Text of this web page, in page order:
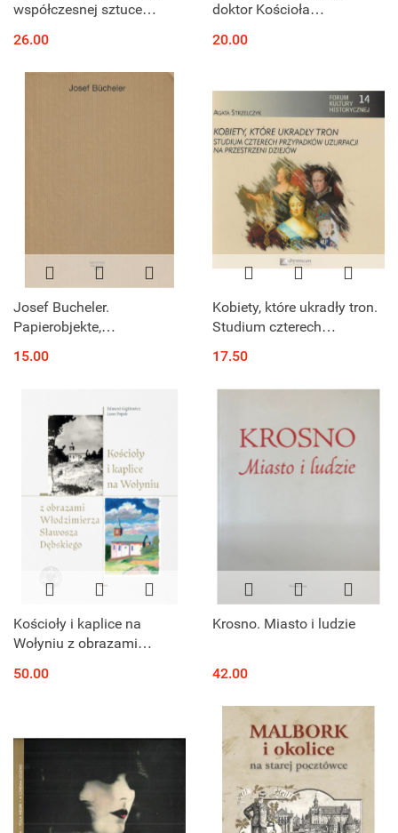
współczesnej sztuce
26.00
doktor Kościoła
20.00
Josef Bucheler.
Papierobjekte,
Zeichnunnen
15.00
Kobiety, które ukradły tron.
Studium czterech
przestrzeni dziejów
17.50
Kościoły i kaplice na
Wołyniu z obrazami
Dębskiego
50.00
Krosno. Miasto i ludzie
42.00